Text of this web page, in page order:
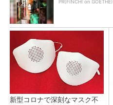
PR(FINCHI on GOETHE)
新型コロナで深刻なマスク不